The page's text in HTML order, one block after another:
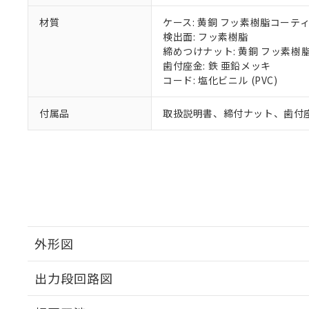
材質
ケース: 黄銅 フッ素樹脂コーテ
検出面: フッ素樹脂
締めつけナット: 黄銅 フッ素樹
歯付座金: 鉄 亜鉛メッキ
コード: 塩化ビニル (PVC)
付属品 取扱説明書、締付ナット、歯付
外形図
出力段回路図